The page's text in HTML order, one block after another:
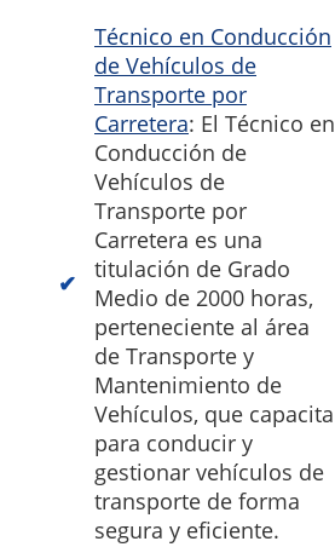
Técnico en Conducción
de Vehículos de
Transporte por
Carretera: El Técnico en
Conducción de
Vehículos de
Transporte por
Carretera es una
titulación de Grado
Medio de 2000 horas,
perteneciente al área
de Transporte y
Mantenimiento de
Vehículos, que capacita
para conducir y
gestionar vehículos de
transporte de forma
segura y eficiente.